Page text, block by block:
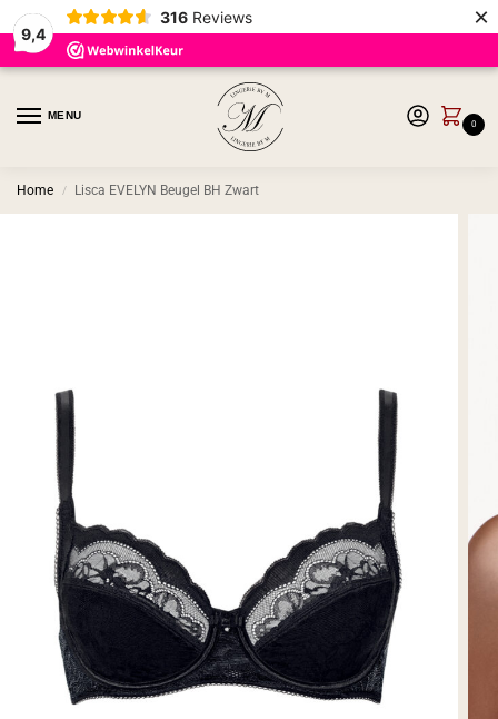
9,4
316 Reviews ×
MENU
0
Home / Lisca EVELYN Beugel BH Zwart